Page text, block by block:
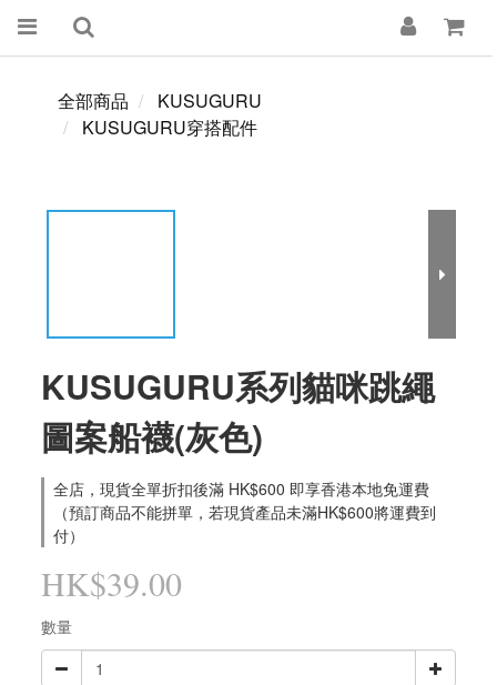
全部商品
KUSUGURU
KUSUGURU穿搭配件
KUSUGURU系列貓咪跳繩
圖案船襪(灰色)
全店，現貨全單折扣後滿 HK$600 即享香港本地免運費
（預訂商品不能拼單，若現貨產品未滿HK$600將運費到
付）
HK$39.00
數量